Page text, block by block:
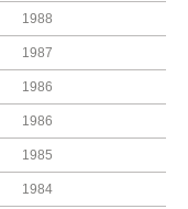
1988
1987
1986
1986
1985
1984